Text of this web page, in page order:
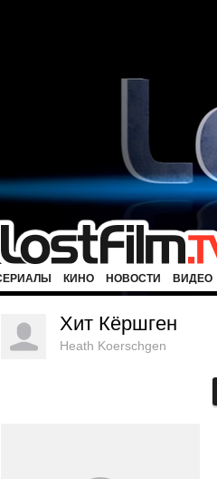
КИНО НОВОСТИ ВИДЕО
Хит Кёршген
Heath Koerschgen